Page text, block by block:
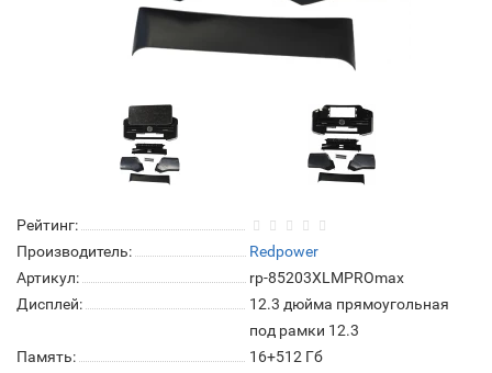
Рейтинг:
Производитель:
Redpower
Артикул:
rp-85203XLMPROmax
Дисплей:
12.3 дюйма прямоугольная
под рамки 12.3
Память:
16+512 Гб